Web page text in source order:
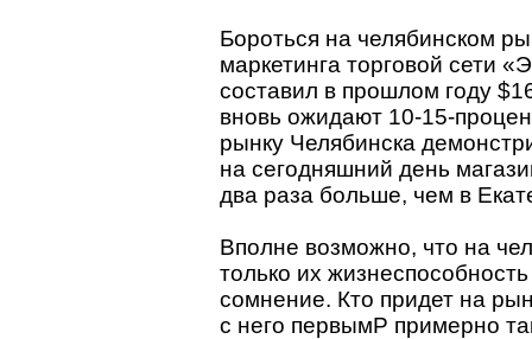
Бороться на челябинском
маркетинга торговой сети
составил в прошлом году
вновь ожидают 10-15-
рынку Челябинска
на сегодняшний день
два раза больше, чем в
Вполне возможно, что на
только их
сомнение. Кто придет на
с него первымP примерно